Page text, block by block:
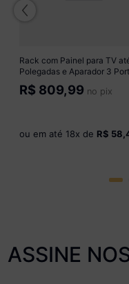
Rack com Painel para TV
Polegadas e Aparador 3
Multimóveis MP1097
Branco/Lacca Fumê
R$ 809,99 no pix
ou em até 18x de R$
ASSINE